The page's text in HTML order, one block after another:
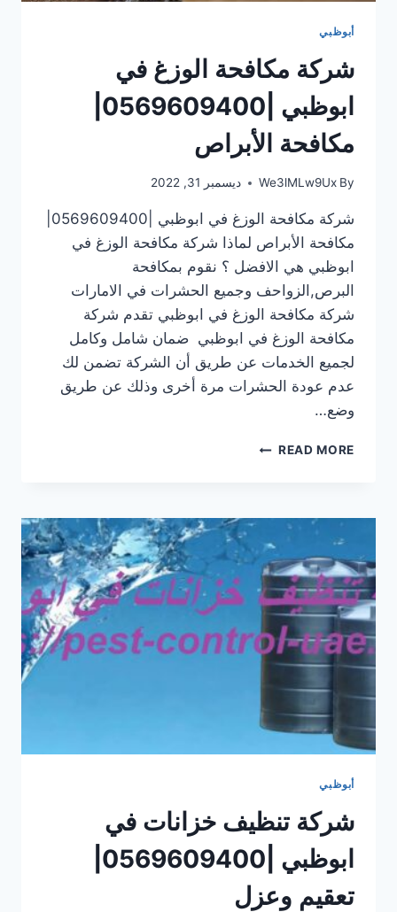
أبوظبي
شركة مكافحة الوزغ في
مكافحة الأبراص
By
We3lMLw9Ux ديسمبر 31, 2022
مكافحة الأبراص لماذا شركة مكافحة الوزغ في
ابوظبي هي الافضل ؟ نقوم بمكافحة
البرص,الزواحف وجميع الحشرات في الامارات
شركة مكافحة الوزغ في ابوظبي تقدم شركة
مكافحة الوزغ في ابوظبي ضمان شامل وكامل
لجميع الخدمات عن طريق أن الشركة تضمن لك
عدم عودة الحشرات مرة أخرى وذلك عن طريق
وضع…
READ MOREشركة
ابوظبي
|0569609400|
مكافحة
الأبراص
أبوظبي
شركة تنظيف خزانات في
تعقيم وعزل